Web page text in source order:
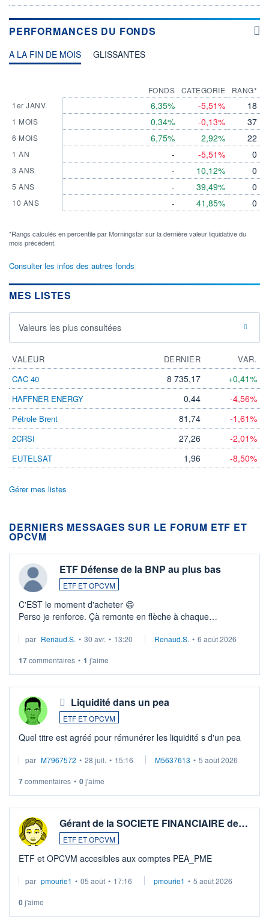
PERFORMANCES DU FONDS
A LA FIN DE MOIS GLISSANTES
1er JANV.
1 MOIS
6 MOIS
1 AN
3 ANS
5 ANS
10 ANS
FONDS
6,35%
0,34%
6,75%
-
-
-
-
CATEGORIE
-5,51%
-0,13%
2,92%
-5,51%
10,12%
39,49%
41,85%
RANG*
18
37
22
0
0
0
0
*Rangs calculés en percentile par Morningstar sur la dernière valeur liquidative du
mois précédent.
Consulter les infos des autres fonds
MES LISTES
Valeurs les plus consultées
VALEUR DERNIER
VAR.
CAC 40
8 735,17 +0,41%
HAFFNER ENERGY 0,44 -4,56%
Pétrole Brent 81,74 -1,61%
2CRSI 27,26 -2,01%
EUTELSAT 1,96 -8,50%
Gérer mes listes
DERNIERS MESSAGES SUR LE FORUM ETF ET
OPCVM
ETF Défense de la BNP au plus bas
ETF ET OPCVM
C'EST le moment d'acheter 😄​
Perso je renforce. Çà remonte en flèche à chaque
Investissement long terme tip top pour sa retraite.
par Renaud.S. • 30 avr. • 13:20 Renaud.S. • 6 août 2026
17commentaires • 1 j'aime
Liquidité dans un pea
ETF ET OPCVM
Quel titre est agréé pour rémunérer les liquidité s d'un pea
par M7967572 • 28 juil. • 15:16 M5637613 • 5 août 2026
7commentaires • 0j'aime
Gérant de la SOCIETE FINANCIAIRE de…
ETF ET OPCVM
ETF et OPCVM accesibles aux comptes PEA_PME
par pmourie1 • 05 août • 17:16 pmourie1 • 5 août 2026
0j'aime